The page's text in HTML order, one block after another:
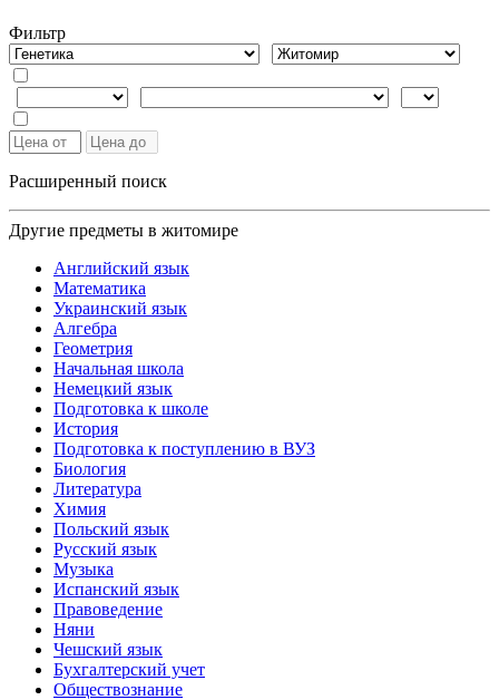
Фильтр
Расширенный поиск
Другие предметы в житомире
Английский язык
Математика
Украинский язык
Алгебра
Геометрия
Начальная школа
Немецкий язык
Подготовка к школе
История
Подготовка к поступлению в ВУЗ
Биология
Литература
Химия
Польский язык
Русский язык
Музыка
Испанский язык
Правоведение
Няни
Чешский язык
Бухгалтерский учет
Обществознание